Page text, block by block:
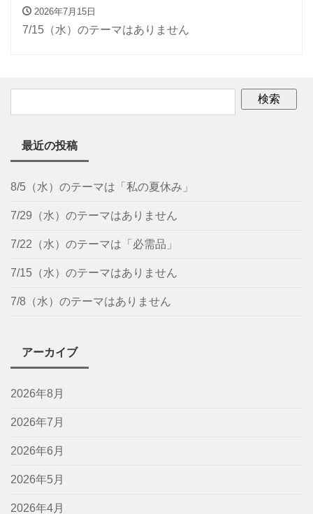
2026年7月15日
7/15（水）のテーマはありません
最近の投稿
8/5（水）のテーマは「私の夏休み」
7/29（水）のテーマはありません
7/22（水）のテーマは「必需品」
7/15（水）のテーマはありません
7/8（水）のテーマはありません
アーカイブ
2026年8月
2026年7月
2026年6月
2026年5月
2026年4月